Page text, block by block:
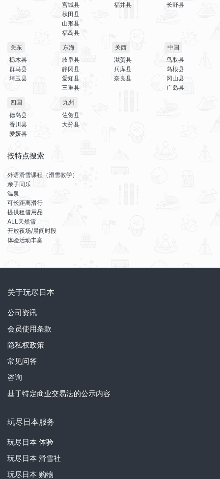
宫城县
秋田县
山形县
福岛县
福井县
长野县
关东
栃木县
群马县
埼玉县
东海
岐阜县
静冈县
爱知县
三重县
关西
滋贺县
兵库县
奈良县
中国
鸟取县
岛根县
冈山县
广岛县
四国
德岛县
香川县
爱媛县
九州
佐贺县
大分县
按特点搜索
外语滑雪课程（滑雪教学）
亲子同乐
温泉
可长距离滑行
提供租借用品
ALL天然雪
开放夜场/晨间时段
体验活动丰富
关于玩尽日本
公司资讯
会员使用条款
隐私权政策
常见问答
咨询
基于特定商业交易法的公示内容
玩尽日本服务
玩尽日本 体验
玩尽日本 滑雪社
玩尽日本 购物